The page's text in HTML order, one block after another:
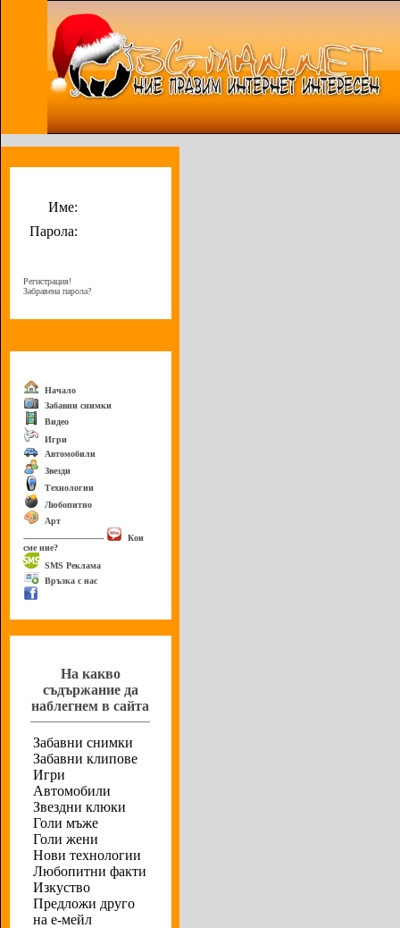
Име:
Парола:
Регистрация!
Забравена парола?
Начало
Забавни снимки
Видео
Игри
Автомобили
Звезди
Технологии
Любопитно
Арт
------------------------------
Кои
сме ние?
SMS Реклама
Връзка с нас
На какво
съдържание да
наблегнем в сайта
Забавни снимки
Забавни клипове
Игри
Автомобили
Звездни клюки
Голи мъже
Голи жени
Нови технологии
Любопитни факти
Изкуство
Предложи друго
на е-мейл